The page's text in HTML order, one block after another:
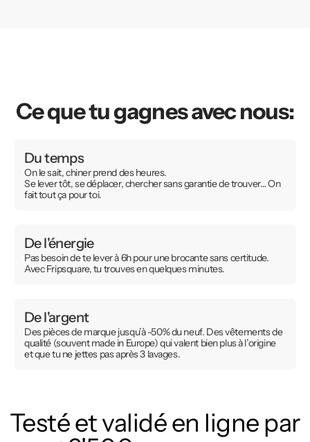
Ce que tu gagnes avec nous:
Du temps
On le sait, chiner prend des heures.
Se lever tôt, se déplacer, chercher sans garantie de trouver… On
fait tout ça pour toi.
De l'énergie
Pas besoin de te lever à 6h pour une brocante sans certitude.
Avec Fripsquare, tu trouves en quelques minutes.
De l'argent
Des pièces de marque jusqu’à -50% du neuf. Des vêtements de
qualité (souvent made in Europe) qui valent bien plus à l’origine
et que tu ne jettes pas après 3 lavages.
Testé et validé en ligne par